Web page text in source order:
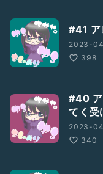
#41 ア
2023-
398
#40 ア
てく受
2023-
340